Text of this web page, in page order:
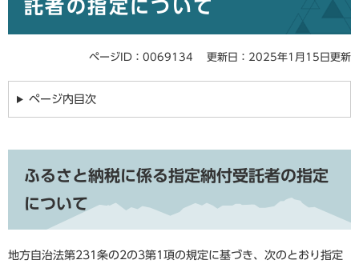
託者の指定について
ページID：0069134 更新日：2025年1月15日更新
ページ内目次
ふるさと納税に係る指定納付受託者の指定
について
地方自治法第231条の2の3第1項の規定に基づき、次のとおり指定